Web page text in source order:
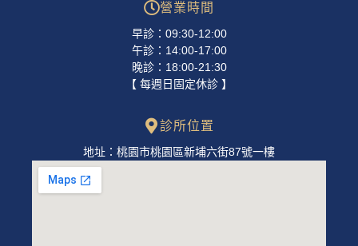
營業時間
早診：09:30-12:00
午診：14:00-17:00
晚診：18:00-21:30
【 每週日固定休診 】
診所位置
地址：桃園市桃園區新埔六街87號一樓